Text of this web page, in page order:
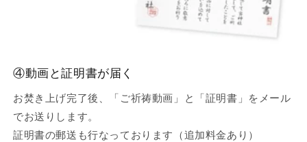
④動画と証明書が届く
お焚き上げ完了後、「ご祈祷動画」と「証明書」をメール
でお送りします。
証明書の郵送も行なっております（追加料金あり）